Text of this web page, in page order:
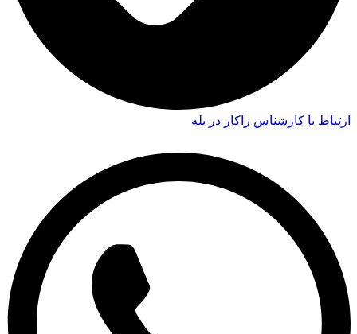
ارتباط با کارشناس راکار در بله